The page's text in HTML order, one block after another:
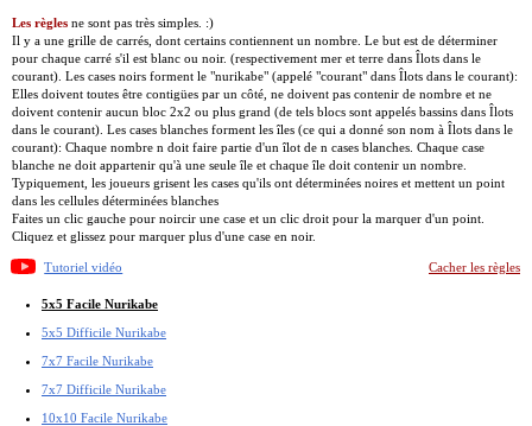
Les règles ne sont pas très simples. :)
Il y a une grille de carrés, dont certains contiennent un nombre. Le but est de déterminer
pour chaque carré s'il est blanc ou noir. (respectivement mer et terre dans Îlots dans le
courant). Les cases noirs forment le "nurikabe" (appelé "courant" dans Îlots dans le courant):
Elles doivent toutes être contigües par un côté, ne doivent pas contenir de nombre et ne
doivent contenir aucun bloc 2x2 ou plus grand (de tels blocs sont appelés bassins dans Îlots
dans le courant). Les cases blanches forment les îles (ce qui a donné son nom à Îlots dans le
courant): Chaque nombre n doit faire partie d'un îlot de n cases blanches. Chaque case
blanche ne doit appartenir qu'à une seule île et chaque île doit contenir un nombre.
Typiquement, les joueurs grisent les cases qu'ils ont déterminées noires et mettent un point
dans les cellules déterminées blanches
Faites un clic gauche pour noircir une case et un clic droit pour la marquer d'un point.
Cliquez et glissez pour marquer plus d'une case en noir.
Tutoriel vidéo Cacher les règles
5x5 Facile Nurikabe
5x5 Difficile Nurikabe
7x7 Facile Nurikabe
7x7 Difficile Nurikabe
10x10 Facile Nurikabe